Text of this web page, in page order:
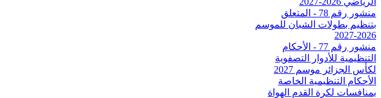
منشور رقم 78 - المتعلق
بتنظيم بطولات الشبان للموسم
2026-2027
منشور رقم 77 - الأحكام
التنظيمية للأدوار التصفوية
لكأس الجزائر موسم 2027
الأحكام التنظيمية الخاصة
بمنافسات لكرة القدم الهواة